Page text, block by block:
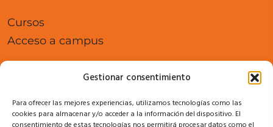
Gestionar consentimiento
Para ofrecer las mejores experiencias, utilizamos tecnologías como las
cookies para almacenar y/o acceder a la información del dispositivo. El
Cursos
Acceso a campus
Legal